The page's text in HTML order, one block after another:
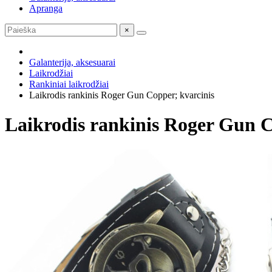
Apranga
×
Galanterija, aksesuarai
Laikrodžiai
Rankiniai laikrodžiai
Laikrodis rankinis Roger Gun Copper; kvarcinis
Laikrodis rankinis Roger Gun